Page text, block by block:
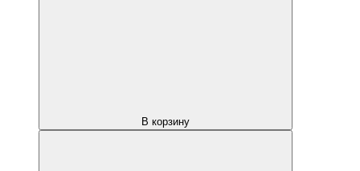
В корзину